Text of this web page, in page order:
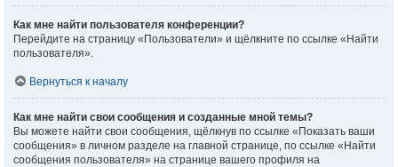
Как мне найти пользователя конференции?
Перейдите на страницу «Пользователи» и щёлкните по ссылке «Найти
пользователя».
Вернуться к началу
Как мне найти свои сообщения и созданные мной темы?
Вы можете найти свои сообщения, щёлкнув по ссылке «Показать ваши
сообщения» в личном разделе на главной странице, по ссылке «Найти
сообщения пользователя» на странице вашего профиля на